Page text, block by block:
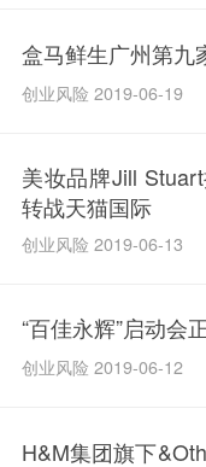
盒马鲜生广州第九
创业风险 2019-06-19
美妆品牌Jill
转战天猫国际
创业风险 2019-06-13
“百佳永辉”启动会
创业风险 2019-06-12
H&M集团旗下